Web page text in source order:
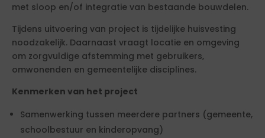
met sloop en/of integratie van bestaande bouwdelen.
Tijdens uitvoering van project is tijdelijke huisvesting
noodzakelijk. Daarnaast vraagt locatie en omgeving
om zorgvuldige afstemming met gebruikers,
omwonenden en gemeentelijke disciplines.
Kenmerken van het project
Samenwerking tussen meerdere partners (gemeente,
schoolbestuur en kinderopvang)